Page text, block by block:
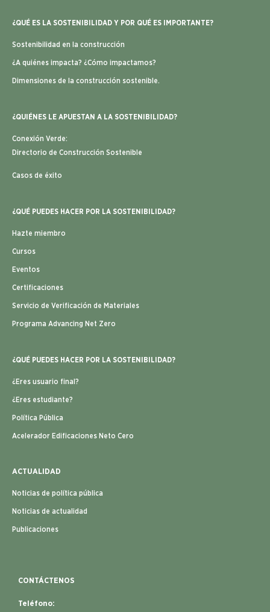
¿QUÉ ES LA SOSTENIBILIDAD Y POR QUÉ ES IMPORTANTE?
Sostenibilidad en la construcción
¿A quiénes impacta? ¿Cómo impactamos?
Dimensiones de la construcción sostenible.
¿QUIÉNES LE APUESTAN A LA SOSTENIBILIDAD?
Conexión Verde:
Directorio de Construcción Sostenible
Casos de éxito
¿QUÉ PUEDES HACER POR LA SOSTENIBILIDAD?
Hazte miembro
Cursos
Eventos
Certificaciones
Servicio de Verificación de Materiales
Programa Advancing Net Zero
¿QUÉ PUEDES HACER POR LA SOSTENIBILIDAD?
¿Eres usuario final?
¿Eres estudiante?
Política Pública
Acelerador Edificaciones Neto Cero
ACTUALIDAD
Noticias de política pública
Noticias de actualidad
Publicaciones
CONTÁCTENOS
Teléfono: